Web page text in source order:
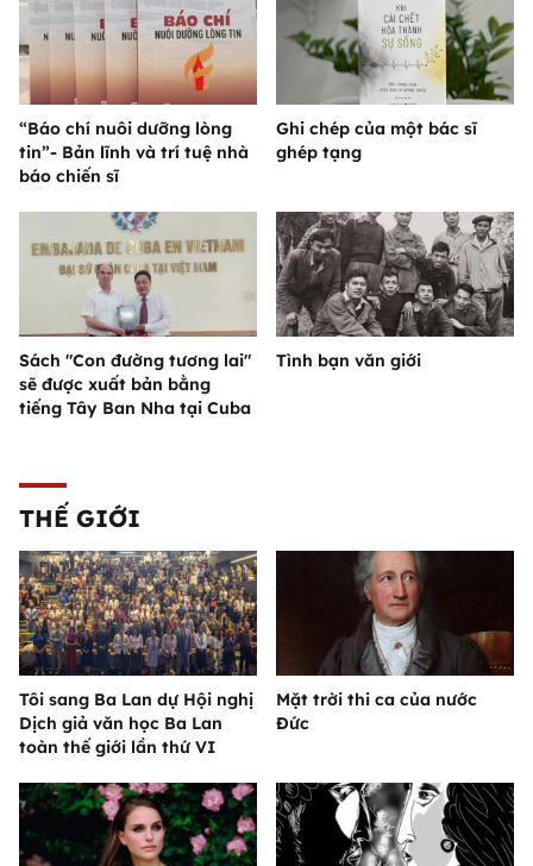
“Báo chí nuôi dưỡng lòng
tin”- Bản lĩnh và trí tuệ nhà
báo chiến sĩ
Ghi chép của một bác sĩ
ghép tạng
Sách "Con đường tương lai"
sẽ được xuất bản bằng
tiếng Tây Ban Nha tại Cuba
Tình bạn văn giới
THẾ GIỚI
Tôi sang Ba Lan dự Hội nghị
Dịch giả văn học Ba Lan
toàn thế giới lần thứ VI
Mặt trời thi ca của nước
Đức